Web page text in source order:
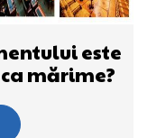
este
mărime?